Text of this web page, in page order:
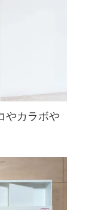
やカラボや